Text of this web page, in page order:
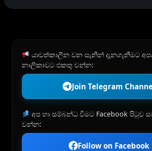
යාවත්කාලීන වන සැනින් දැනගැනීමට
නාලිකාවට එකතු වන්න:
Join Telegram
අප හා සම්බන්ධ වීමට Facebook පිටුව
වන්න:
Follow on Facebook